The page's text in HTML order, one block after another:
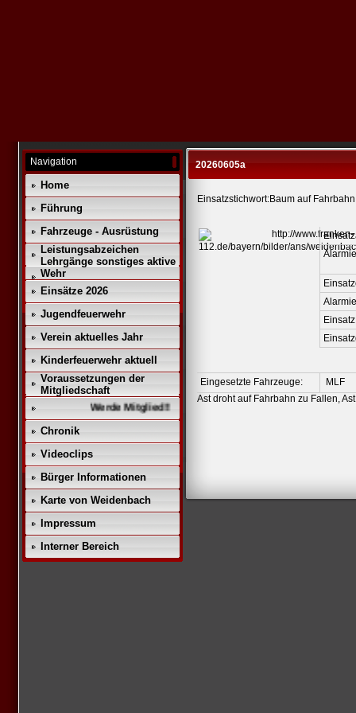
Navigation
Home
Führung
Fahrzeuge - Ausrüstung
Leistungsabzeichen
Lehrgänge sonstiges aktive
Wehr
Einsätze 2026
Jugendfeuerwehr
Verein aktuelles Jahr
Kinderfeuerwehr aktuell
Voraussetzungen der
Mitgliedschaft
Werde Mitglied!!
Chronik
Videoclips
Bürger Informationen
Karte von Weidenbach
Impressum
Interner Bereich
20260605a
Einsatzstichwort:Baum auf Fahrbahn
Eingesetzte Fahrzeuge:
MLF
Ast droht auf Fahrbahn zu Fallen,